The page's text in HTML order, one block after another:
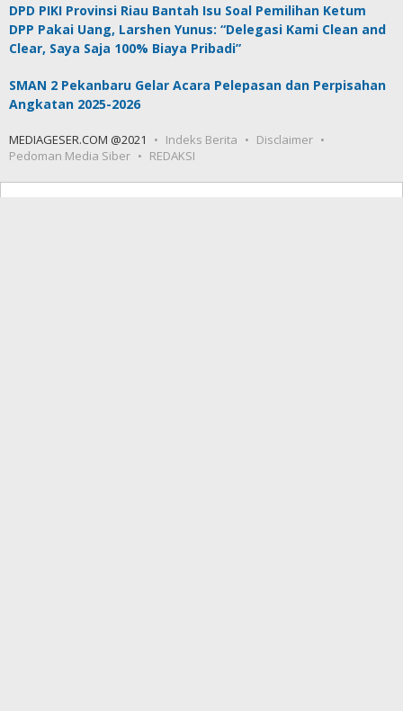
DPD PIKI Provinsi Riau Bantah Isu Soal Pemilihan Ketum
DPP Pakai Uang, Larshen Yunus: “Delegasi Kami Clean and
Clear, Saya Saja 100% Biaya Pribadi”
SMAN 2 Pekanbaru Gelar Acara Pelepasan dan Perpisahan
Angkatan 2025-2026
MEDIAGESER.COM @2021 Indeks Berita
Disclaimer
Pedoman Media Siber
REDAKSI